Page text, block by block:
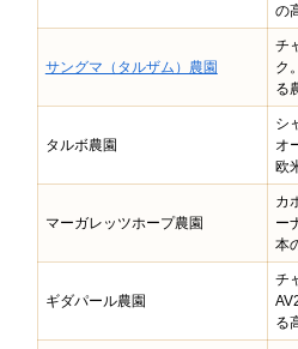
の
サングマ（タルザム）農園
チ
ク
る
タルボ農園
シ
オ
欧
マーガレッツホープ農園
カ
ー
本
ギダパール農園
チ
る